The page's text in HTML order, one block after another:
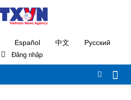
Español 中文 Русский